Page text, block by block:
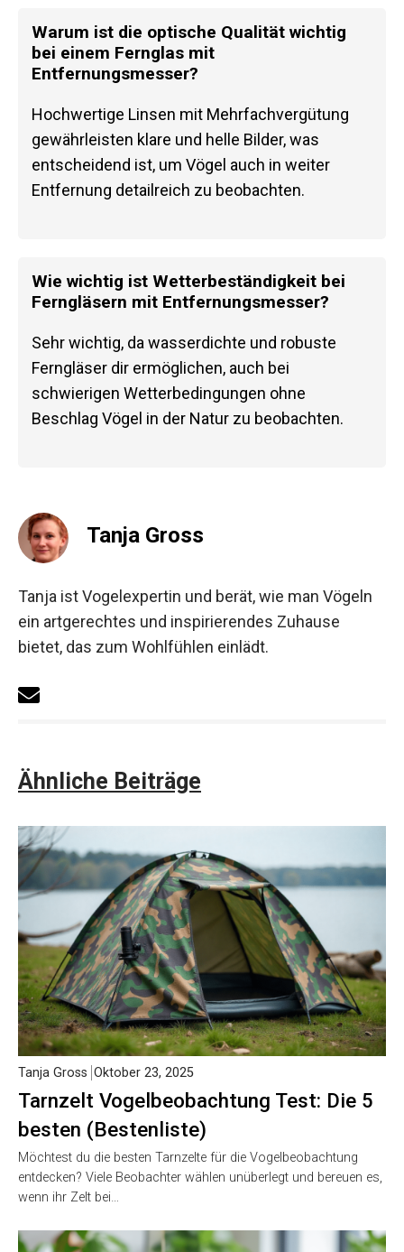
Warum ist die optische Qualität wichtig
bei einem Fernglas mit
Entfernungsmesser?
Hochwertige Linsen mit Mehrfachvergütung
gewährleisten klare und helle Bilder, was
entscheidend ist, um Vögel auch in weiter
Entfernung detailreich zu beobachten.
Wie wichtig ist Wetterbeständigkeit bei
Ferngläsern mit Entfernungsmesser?
Sehr wichtig, da wasserdichte und robuste
Ferngläser dir ermöglichen, auch bei
schwierigen Wetterbedingungen ohne
Beschlag Vögel in der Natur zu beobachten.
Tanja Gross
Tanja ist Vogelexpertin und berät, wie man Vögeln
ein artgerechtes und inspirierendes Zuhause
bietet, das zum Wohlfühlen einlädt.
Ähnliche Beiträge
Tarnzelt Vogelbeobachtung Test: Die 5
besten (Bestenliste)
Tanja Gross Oktober 23, 2025
Möchtest du die besten Tarnzelte für die Vogelbeobachtung
entdecken? Viele Beobachter wählen unüberlegt und bereuen es,
wenn ihr Zelt bei…